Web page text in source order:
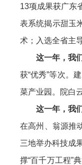
13项成果获广东
表系统揭示甜玉
术；入选全省主
这一年，我
获“优秀”等次。
菜产业园。院白
这一年，我
在高州、翁源推
三地举办科技成
撑“百千万工程”